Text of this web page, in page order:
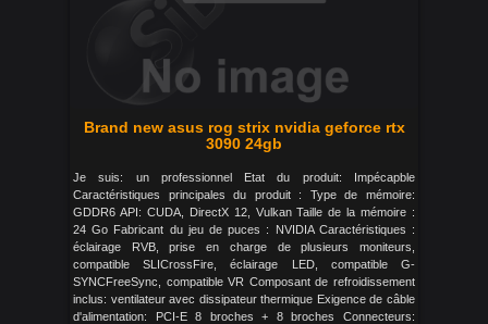
Brand new asus rog strix nvidia geforce rtx
3090 24gb
Je suis: un professionnel Etat du produit: Impécapble
Caractéristiques principales du produit : Type de mémoire:
GDDR6 API: CUDA, DirectX 12, Vulkan Taille de la mémoire :
24 Go Fabricant du jeu de puces : NVIDIA Caractéristiques :
éclairage RVB, prise en charge de plusieurs moniteurs,
compatible SLICrossFire, éclairage LED, compatible G-
SYNCFreeSync, compatible VR Composant de refroidissement
inclus: ventilateur avec dissipateur thermique Exigence de câble
d'alimentation: PCI-E 8 broches + 8 broches Connecteurs: